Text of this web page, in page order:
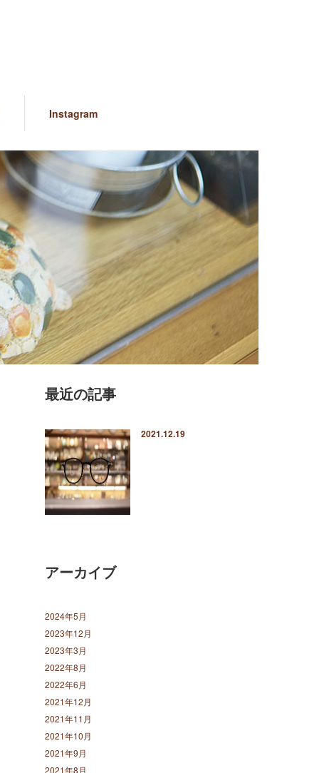
Instagram
最近の記事
2021.12.19
アーカイブ
2024年5月
2023年12月
2023年3月
2022年8月
2022年6月
2021年12月
2021年11月
2021年10月
2021年9月
2021年8月